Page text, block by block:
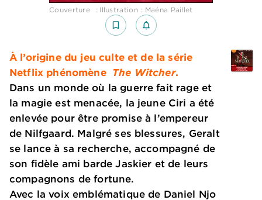
Couverture : Illustration : Maéna Paillet
bookmark_border notifications_none_outlined
À l’origine du jeu culte et de la série
Netflix phénomène The Witcher.
Dans un monde où la guerre fait rage et
la magie est menacée, la jeune Ciri a été
enlevée pour être promise à l’empereur
de Nilfgaard. Malgré ses blessures, Geralt
se lance à sa recherche, accompagné de
son fidèle ami barde Jaskier et de leurs
compagnons de fortune.
Avec la voix emblématique de Daniel Njo